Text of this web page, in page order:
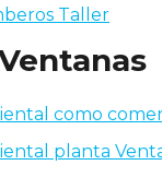
Taller
como
planta